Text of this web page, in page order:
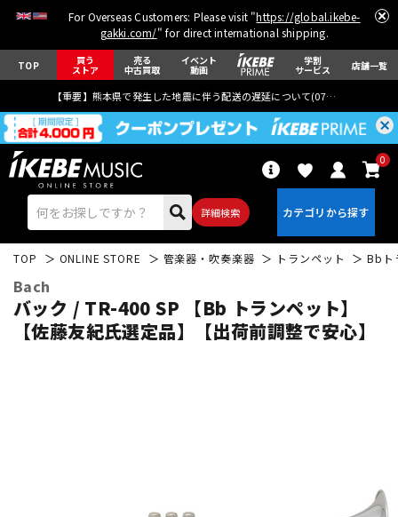
For Overseas Customers: Please visit "https://global.ikebe-
gakki.com/" for direct international shipping.
TOP 買う
ストア
売る
中古買取
イベント
動画
学割
サービス 店舗一覧
【重要】熊本県で発生した地震に伴う配送の遅延について(07月29日
詳細検索
0
TOP ONLINE STORE 管楽器・吹奏楽器 トランペット Bbト
Bach
バック / TR-400 SP 【Bb トランペット】
【佐藤友紀氏選定品】【出荷前調整で安心】